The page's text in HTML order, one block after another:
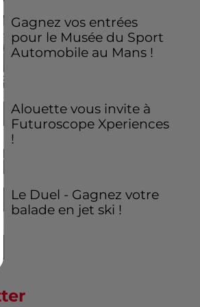
Gagnez vos entrées
pour le Musée du Sport
Automobile au Mans !
Alouette vous invite à
Futuroscope Xperiences
!
Le Duel - Gagnez votre
balade en jet ski !